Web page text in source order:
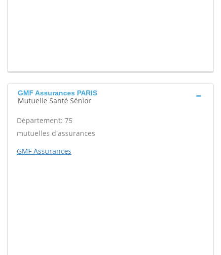
GMF Assurances PARIS
Mutuelle Santé Sénior
Département: 75
mutuelles d'assurances
GMF Assurances